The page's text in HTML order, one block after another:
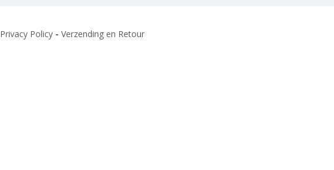
Privacy Policy- Verzending en Retour